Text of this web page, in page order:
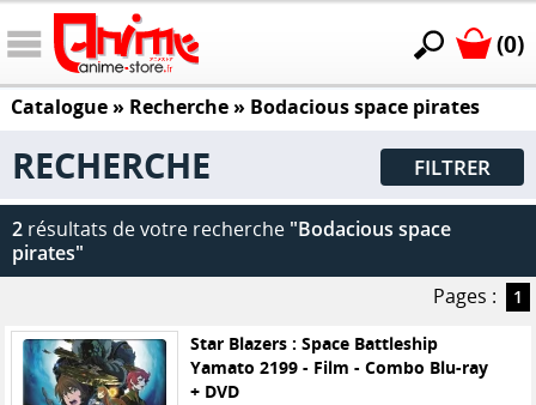
(0)
Catalogue» Recherche » Bodacious space pirates
RECHERCHE FILTRER
2 résultats de votre recherche "Bodacious space
pirates"
Pages :
1
Star Blazers : Space Battleship
Yamato 2199 - Film - Combo Blu-ray
+ DVD